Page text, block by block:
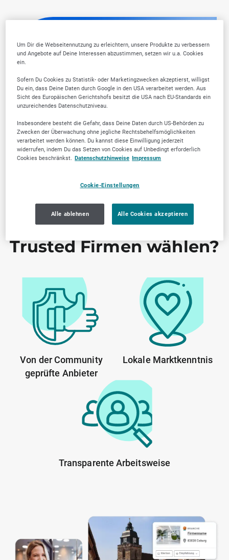
Warum SELLWERK
Trusted Firmen wählen?
Von der Community
geprüfte Anbieter
Lokale Marktkenntnis
Transparente Arbeitsweise
Um Dir die Webseitennutzung zu erleichtern, unsere Produkte zu verbessern
und Angebote auf Deine Interessen abzustimmen, setzen wir u.a. Cookies
ein.
Sofern Du Cookies zu Statistik- oder Marketingzwecken akzeptierst, willigst
Du ein, dass Deine Daten durch Google in den USA verarbeitet werden. Aus
Sicht des Europäischen Gerichtshofs besitzt die USA nach EU-Standards ein
unzureichendes Datenschutzniveau.
Insbesondere besteht die Gefahr, dass Deine Daten durch US-Behörden zu
Zwecken der Überwachung ohne jegliche Rechtsbehelfsmöglichkeiten
verarbeitet werden können. Du kannst diese Einwilligung jederzeit
widerrufen, indem Du das Setzen von Cookies auf Unbedingt erforderlich
Cookies beschränkst. Datenschutzhinweise Impressum
Cookie-Einstellungen
Alle ablehnen Alle Cookies akzeptieren